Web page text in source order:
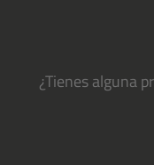
¿Tienes alguna